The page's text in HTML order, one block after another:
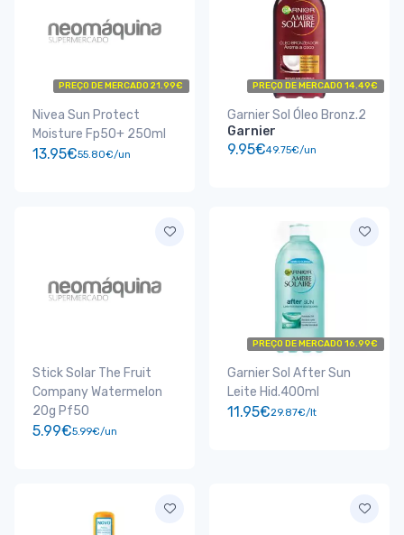
PREÇO DE MERCADO 21.99€
Nivea Sun Protect
Moisture Fp50+ 250ml
13.95€55.80€/un
PREÇO DE MERCADO 14.49€
Garnier Sol Óleo Bronz.2
Garnier
9.95€49.75€/un
Stick Solar The Fruit
Company Watermelon
20g Pf50
5.99€5.99€/un
PREÇO DE MERCADO 16.99€
Garnier Sol After Sun
Leite Hid.400ml
11.95€29.87€/lt